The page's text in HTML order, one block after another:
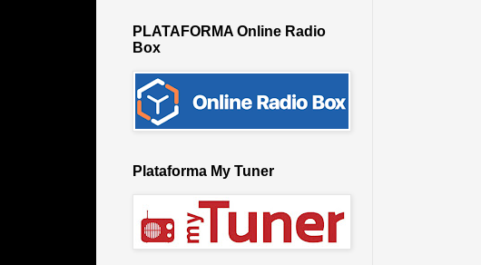
PLATAFORMA Online Radio
Box
Plataforma My Tuner